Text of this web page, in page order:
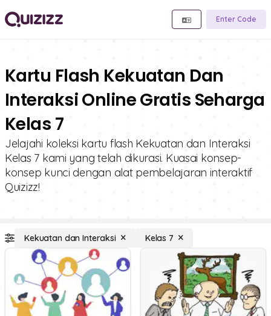
Enter Code
Kartu Flash Kekuatan Dan
Interaksi Online Gratis Seharga
Kelas 7
Jelajahi koleksi kartu flash Kekuatan dan Interaksi
Kelas 7 kami yang telah dikurasi. Kuasai konsep-
konsep kunci dengan alat pembelajaran interaktif
Quizizz!
Kekuatan dan Interaksi Kelas 7